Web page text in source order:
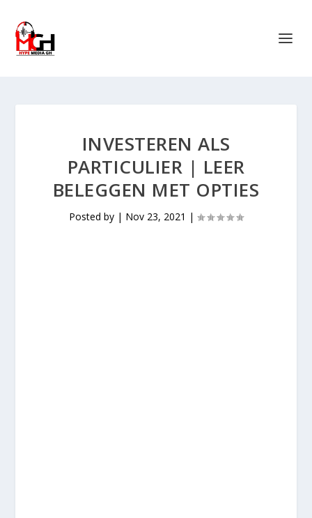
INVESTEREN ALS
PARTICULIER | LEER
BELEGGEN MET OPTIES
Posted by | Nov 23, 2021 |